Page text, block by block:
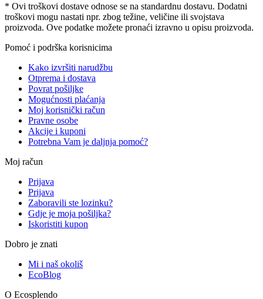
* Ovi troškovi dostave odnose se na standardnu ​​dostavu. Dodatni
troškovi mogu nastati npr. zbog težine, veličine ili svojstava
proizvoda. Ove podatke možete pronaći izravno u opisu proizvoda.
Pomoć i podrška korisnicima
Kako izvršiti narudžbu
Otprema i dostava
Povrat pošiljke
Mogućnosti plaćanja
Moj korisnički račun
Pravne osobe
Akcije i kuponi
Potrebna Vam je daljnja pomoć?
Moj račun
Prijava
Prijava
Zaboravili ste lozinku?
Gdje je moja pošiljka?
Iskoristiti kupon
Dobro je znati
Mi i naš okoliš
EcoBlog
O Ecosplendo